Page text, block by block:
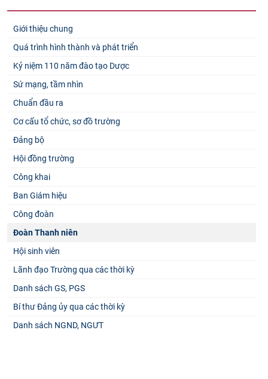
Giới thiệu chung
Quá trình hình thành và phát triển
Kỷ niệm 110 năm đào tạo Dược
Sứ mạng, tầm nhìn
Chuẩn đầu ra
Cơ cấu tổ chức, sơ đồ trường
Đảng bộ
Hội đồng trường
Công khai
Ban Giám hiệu
Công đoàn
Đoàn Thanh niên
Hội sinh viên
Lãnh đạo Trường qua các thời kỳ
Danh sách GS, PGS
Bí thư Đảng ủy qua các thời kỳ
Danh sách NGND, NGƯT